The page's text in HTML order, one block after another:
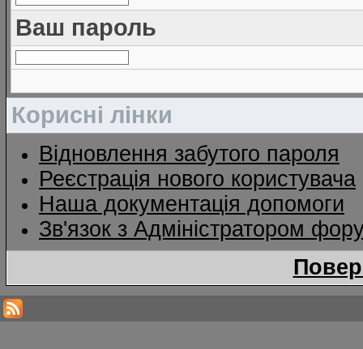
Ваш пароль
Корисні лінки
Відновлення забутого пароля
Реєстрація нового користувача
Наша документація допомоги
Зв'язок з Адміністратором